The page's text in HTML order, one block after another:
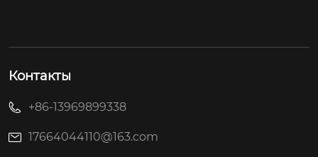
Контакты
+86-13969899338
17664044110@163.com